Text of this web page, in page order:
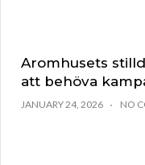
Aromhusets
att behöva
JANUARY 24, 2026 NO